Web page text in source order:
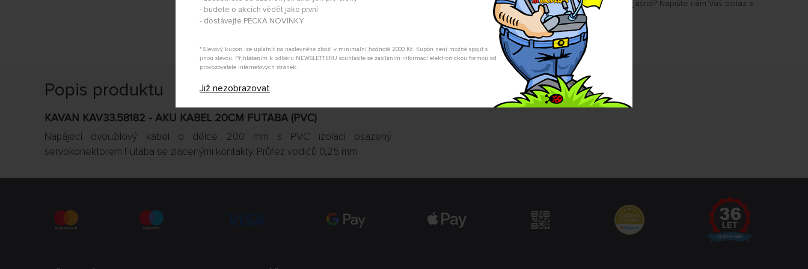
- budete o akcích vědět jako první
- dostávejte PECKA NOVINKY
* Slevový kupón lze uplatnit na nezlevněné zboží v minimální hodnotě 2000 Kč. Kupón není možné spojit s
jinou slevou. Přihlášením k odběru NEWSLETTERU souhlasíte se zasíláním informací elektronickou formou od
provozovatele internetových stránek.
Již nezobrazovat
Nevíte si rady s výběrem? Nejsou Vám některé parametry jasné? Napište nám Váš dotaz a
my Vás s odpovědí kontaktujeme.
POSLAT DOTAZ
Popis produktu
KAVAN KAV33.58182 - AKU KABEL 20CM FUTABA (PVC)
Napájecí dvoužilový kabel o délce 200 mm s PVC izolací osazený
servokonektorem Futaba se zlacenými kontakty. Průřez vodičů 0,25 mm.